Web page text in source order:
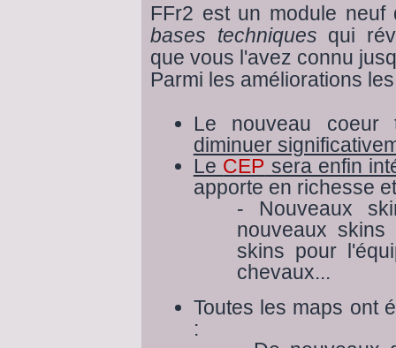
FFr2 est un module
bases techniques qui
que vous l'avez connu
Parmi les améliorations
Le nouveau coeur
diminuer
Le CEP sera enfin
apporte en richesse
- Nouveaux
nouveaux
skins pour
chevaux...
Toutes les maps ont
: